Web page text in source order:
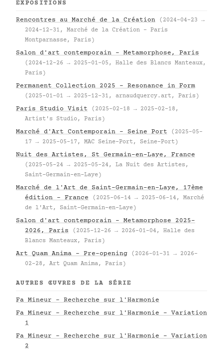
EXPOSITIONS
Rencontres au Marché de la Création
(2024-04-23 →
2024-12-31, Marché de la Création – Paris
Montparnasse, Paris)
Salon d'art contemporain – Metamorphose, Paris
(2024-12-26 → 2025-01-05, Halle des Blancs Manteaux,
Paris)
Permanent Collection 2025 – Resonance in Form
(2025-01-01 → 2025-12-31, arnaudquercy.art, Paris)
Paris Studio Visit
(2025-02-18 → 2025-02-18,
Artist's Studio, Paris)
Marché d'Art Contemporain – Seine Port
(2025-05-
17 → 2025-05-17, MAC Seine-Port, Seine-Port)
Nuit des Artistes, St Germain-en-Laye, France
(2025-05-24 → 2025-05-24, La Nuit des Artistes,
Saint-Germain-en-Laye)
Marché de l'Art de Saint-Germain-en-Laye, 17ème
édition – France
(2025-06-14 → 2025-06-14, Marché
de l'Art, Saint-Germain-en-Laye)
Salon d'art contemporain – Metamorphose 2025–
2026, Paris
(2025-12-26 → 2026-01-04, Halle des
Blancs Manteaux, Paris)
Art Quam Anima – Pre-opening
(2026-01-31 → 2026-
02-28, Art Quam Anima, Paris)
AUTRES ŒUVRES DE LA SÉRIE
Fa Mineur - Recherche sur l'Harmonie
Fa Mineur - Recherche sur l'Harmonie - Variation
1
Fa Mineur - Recherche sur l'Harmonie - Variation
2